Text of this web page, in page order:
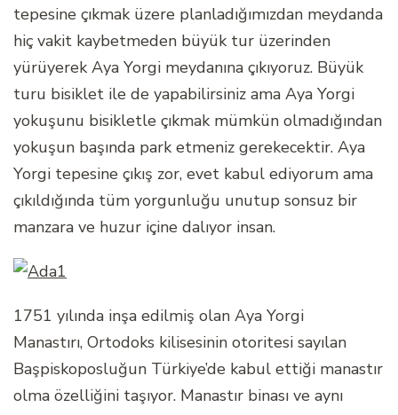
tepesine çıkmak üzere planladığımızdan meydanda
hiç vakit kaybetmeden büyük tur üzerinden
yürüyerek Aya Yorgi meydanına çıkıyoruz. Büyük
turu bisiklet ile de yapabilirsiniz ama Aya Yorgi
yokuşunu bisikletle çıkmak mümkün olmadığından
yokuşun başında park etmeniz gerekecektir. Aya
Yorgi tepesine çıkış zor, evet kabul ediyorum ama
çıkıldığında tüm yorgunluğu unutup sonsuz bir
manzara ve huzur içine dalıyor insan.
1751 yılında inşa edilmiş olan Aya Yorgi
Manastırı, Ortodoks kilisesinin otoritesi sayılan
Başpiskoposluğun Türkiye’de kabul ettiği manastır
olma özelliğini taşıyor. Manastır binası ve aynı